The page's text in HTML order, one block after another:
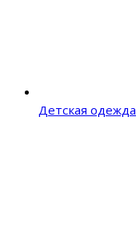
Детская одежда